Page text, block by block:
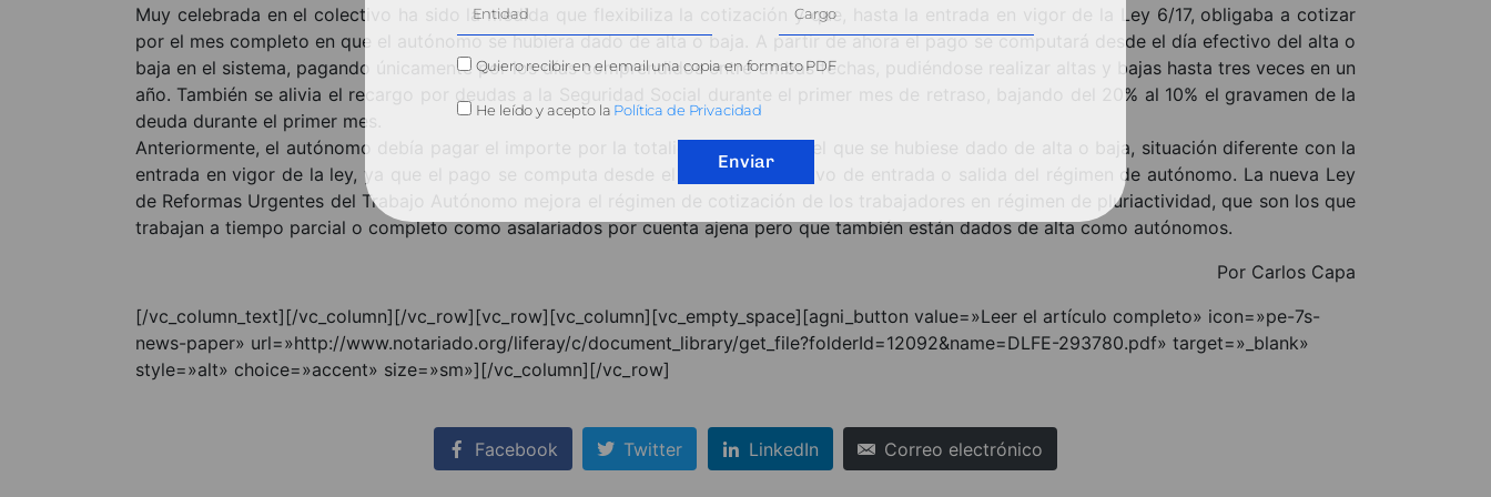
Muy celebrada en el colectivo ha sido la medida que flexibiliza la cotización y que, hasta la entrada en vigor de la Ley 6/17, obligaba a cotizar
por el mes completo en que el autónomo se hubiera dado de alta o baja. A partir de ahora el pago se computará desde el día efectivo del alta o
baja en el sistema, pagando únicamente por los días comprendidos entre ambas fechas, pudiéndose realizar altas y bajas hasta tres veces en un
año. También se alivia el recargo por deudas a la Seguridad Social durante el primer mes de retraso, bajando del 20% al 10% el gravamen de la
deuda durante el primer mes.
Anteriormente, el autónomo debía pagar el importe por la totalidad del mes en el que se hubiese dado de alta o baja, situación diferente con la
entrada en vigor de la ley, ya que el pago se computa desde el momento efectivo de entrada o salida del régimen de autónomo. La nueva Ley
de Reformas Urgentes del Trabajo Autónomo mejora el régimen de cotización de los trabajadores en régimen de pluriactividad, que son los que
trabajan a tiempo parcial o completo como asalariados por cuenta ajena pero que también están dados de alta como autónomos.
Por Carlos Capa
[/vc_column_text][/vc_column][/vc_row][vc_row][vc_column][vc_empty_space][agni_button value=»Leer el artículo completo» icon=»pe-7s-
news-paper» url=»http://www.notariado.org/liferay/c/document_library/get_file?folderId=12092&name=DLFE-293780.pdf» target=»_blank»
style=»alt» choice=»accent» size=»sm»][/vc_column][/vc_row]
Facebook Twitter LinkedIn Correo electrónico
Quiero recibir en el email una copia en formato PDF
He leído y acepto la Política de Privacidad
Enviar